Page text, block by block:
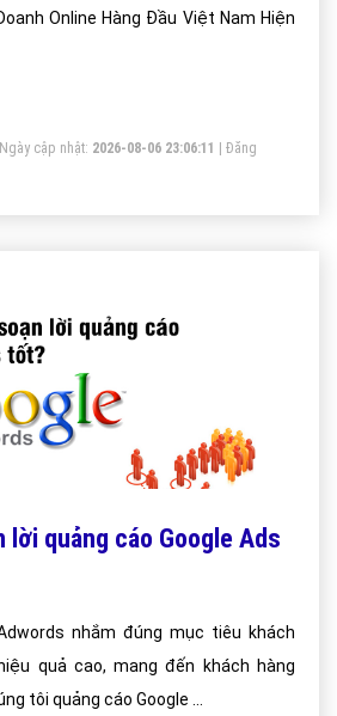
Online Hàng Đầu Việt Nam Hiện
Ngày cập nhật: 2026-08-06 23:06:11
Đăng
lời quảng cáo Google Ads
nhắm đúng mục tiêu khách
quả cao, mang đến khách hàng
tôi quảng cáo Google ...